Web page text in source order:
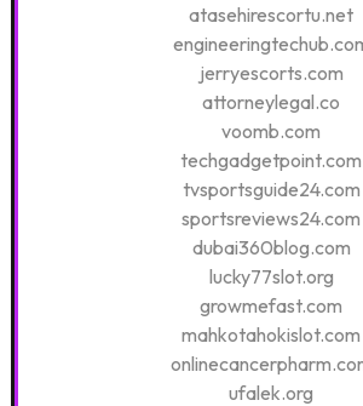
atasehirescortu.net
jerryescorts.com
attorneylegal.co
voomb.com
techgadgetpoint.com
tvsportsguide24.com
sportsreviews24.com
dubai360blog.com
lucky77slot.org
growmefast.com
mahkotahokislot.com
ufalek.org